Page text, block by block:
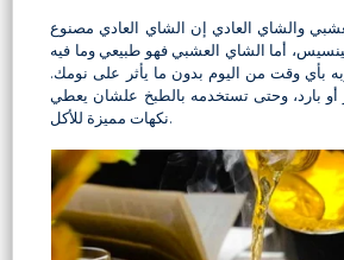
والشاي العادي إن الشاي العادي مصنوع
أما الشاي العشبي فهو طبيعي وما فيه
بأي وقت من اليوم بدون ما يأثر على نومك.
أو بارد، وحتى تستخدمه بالطبخ علشان يعطي
نكهات مميزة للأكل.